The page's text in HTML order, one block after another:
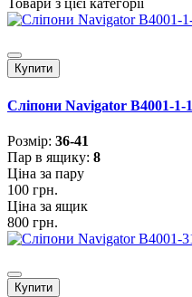
Товари з цієї категорії
Купити
Сліпони Navigator B4001-1-1
Розмiр: 36-41
Пар в ящику: 8
Ціна за пару
100 грн.
Ціна за ящик
800 грн.
Купити